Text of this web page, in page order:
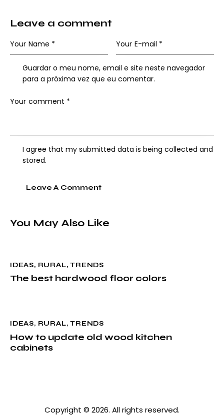
Leave a comment
Guardar o meu nome, email e site neste navegador
para a próxima vez que eu comentar.
I agree that my submitted data is being collected and
stored.
You May Also Like
IDEAS, RURAL,TRENDS
The best hardwood floor colors
IDEAS, RURAL,TRENDS
How to update old wood kitchen
cabinets
Copyright © 2026. All rights reserved.